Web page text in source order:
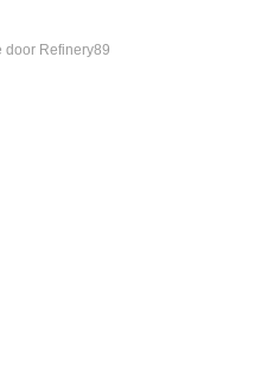
door Refinery89